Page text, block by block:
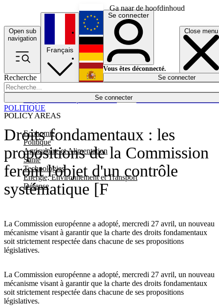
Ga naar de hoofdinhoud
Open sub
navigation
Close menu
Recherche
Se connecter
POLICY AREAS
Economie
Politique
Agriculture et Alimentation
Santé
Technologies
Energie, Environnement et Transport
Défense
Économie
Français
English
Deutsch
Español
Se connecter
Vous êtes déconnecté.
Se connecter
Droits fondamentaux : les
propositions de la Commission
feront l'objet d'un contrôle
systématique [F
La Commission européenne a adopté, mercredi 27 avril, un nouveau
mécanisme visant à garantir que la charte des droits fondamentaux
soit strictement respectée dans chacune de ses propositions
législatives.
POLITIQUE
La Commission européenne a adopté, mercredi 27 avril, un nouveau
mécanisme visant à garantir que la charte des droits fondamentaux
soit strictement respectée dans chacune de ses propositions
législatives.